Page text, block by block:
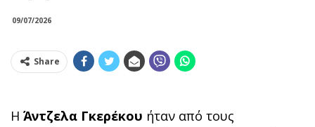
09/07/2026
Share
Η Άντζελα Γκερέκου ήταν από τους